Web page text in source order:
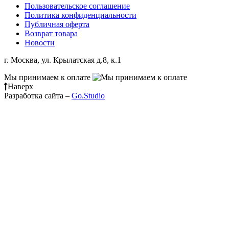
Пользовательское соглашение
Политика конфиденциальности
Публичная оферта
Возврат товара
Новости
г. Москва, ул. Крылатская д.8, к.1
Мы принимаем к оплате
Наверх
Разработка сайта – Go.Studio